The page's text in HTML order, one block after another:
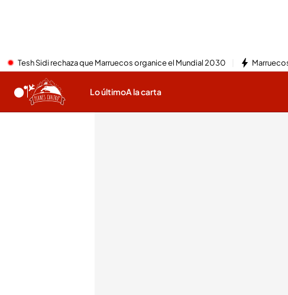
Tesh Sidi rechaza que Marruecos organice el Mundial 2030
Lo últimoA la carta